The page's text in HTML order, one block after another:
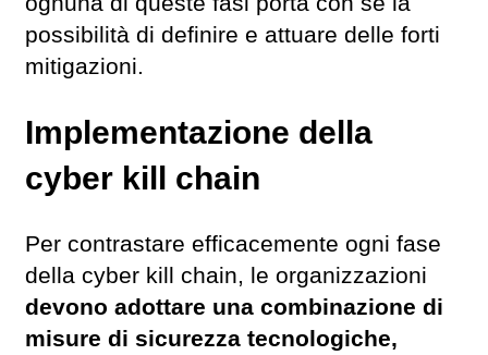
possibilità di definire e attuare delle forti
mitigazioni.
Implementazione della
cyber kill chain
Per contrastare efficacemente ogni fase
della cyber kill chain, le organizzazioni
devono adottare una combinazione di
misure di sicurezza tecnologiche,